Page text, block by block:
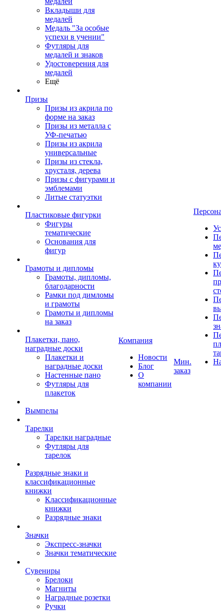
Вкладыши для
медалей
Медаль "За особые
успехи в учении"
Футляры для
медалей и знаков
Удостоверения для
медалей
Ещё
Призы
Призы из акрила по
форме на заказ
Призы из металла с
УФ-печатью
Призы из акрила
универсальные
Призы из стекла,
хрусталя, дерева
Призы с фигурами и
эмблемами
Литые статуэтки
Пластиковые фигурки
Фигуры
тематические
Основания для
фигур
Грамоты и дипломы
Грамоты, дипломы,
благодарности
Рамки под димломы
и грамоты
Грамоты и дипломы
на заказ
Плакетки, пано,
наградные доски
Плакетки и
наградные доски
Настенные пано
Футляры для
плакеток
Вымпелы
Тарелки
Тарелки наградные
Футляры для
тарелок
Разрядные знаки и
классификационные
книжки
Классификационные
книжки
Разрядные знаки
Значки
Экспресс-значки
Значки тематические
Сувениры
Брелоки
Магниты
Наградные розетки
Ручки
Компания
Новости
Блог
О
компании
Мин.
заказ